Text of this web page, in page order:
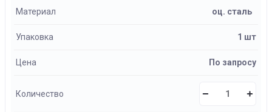
Материал оц. сталь
Упаковка 1 шт
Цена По запросу
Количество